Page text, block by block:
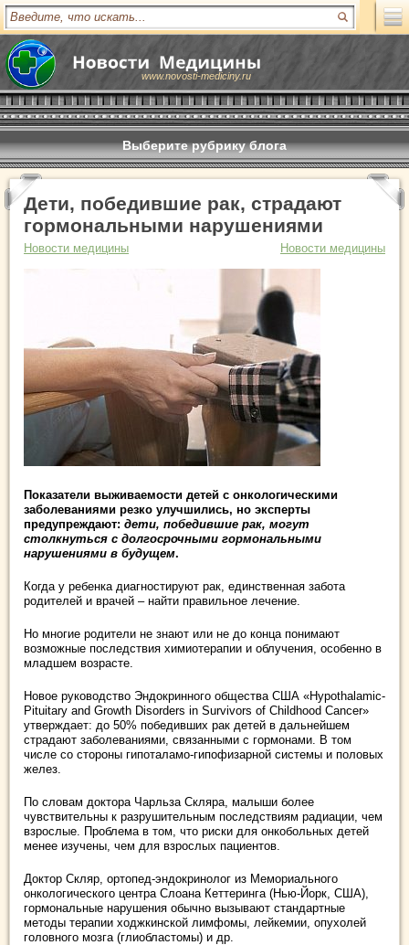
www.novosti-mediciny.ru
Выберите рубрику блога
Дети, победившие рак, страдают
гормональными нарушениями
Новости медицины Новости медицины
Показатели выживаемости детей с онкологическими
заболеваниями резко улучшились, но эксперты
предупреждают: дети, победившие рак, могут
столкнуться с долгосрочными гормональными
нарушениями в будущем.
Когда у ребенка диагностируют рак, единственная забота
родителей и врачей – найти правильное лечение.
Но многие родители не знают или не до конца понимают
возможные последствия химиотерапии и облучения, особенно в
младшем возрасте.
Новое руководство Эндокринного общества США «Hypothalamic-
Pituitary and Growth Disorders in Survivors of Childhood Cancer»
утверждает: до 50% победивших рак детей в дальнейшем
страдают заболеваниями, связанными с гормонами. В том
числе со стороны гипоталамо-гипофизарной системы и половых
желез.
По словам доктора Чарльза Скляра, малыши более
чувствительны к разрушительным последствиям радиации, чем
взрослые. Проблема в том, что риски для онкобольных детей
менее изучены, чем для взрослых пациентов.
Доктор Скляр, ортопед-эндокринолог из Мемориального
онкологического центра Слоана Кеттеринга (Нью-Йорк, США),
гормональные нарушения обычно вызывают стандартные
методы терапии ходжкинской лимфомы, лейкемии, опухолей
головного мозга (глиобластомы) и др.